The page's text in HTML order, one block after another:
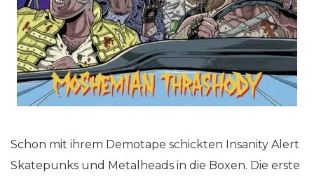
Schon mit ihrem Demotape schickten Insanity Alert
Skatepunks und Metalheads in die Boxen. Die erste